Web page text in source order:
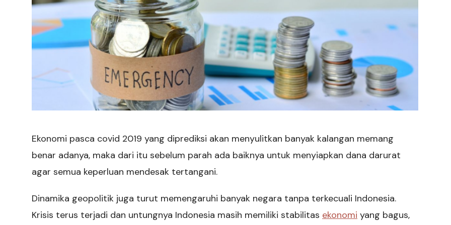
Ekonomi pasca covid 2019 yang diprediksi akan menyulitkan banyak kalangan memang
benar adanya, maka dari itu sebelum parah ada baiknya untuk menyiapkan dana darurat
agar semua keperluan mendesak tertangani.
Dinamika geopolitik juga turut memengaruhi banyak negara tanpa terkecuali Indonesia.
Krisis terus terjadi dan untungnya Indonesia masih memiliki stabilitas ekonomi yang bagus,